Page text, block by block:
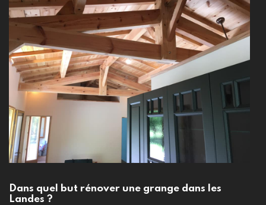
Dans quel but rénover une grange dans les
Landes ?